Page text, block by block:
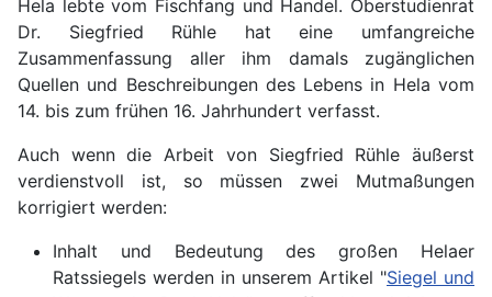
Hela lebte vom Fischfang und Handel. Oberstudienrat
Dr. Siegfried Rühle hat eine umfangreiche
Zusammenfassung aller ihm damals zugänglichen
Quellen und Beschreibungen des Lebens in Hela vom
14. bis zum frühen 16. Jahrhundert verfasst.
Auch wenn die Arbeit von Siegfried Rühle äußerst
verdienstvoll ist, so müssen zwei Mutmaßungen
korrigiert werden:
Inhalt und Bedeutung des großen Helaer
Ratssiegels werden in unserem Artikel "Siegel und